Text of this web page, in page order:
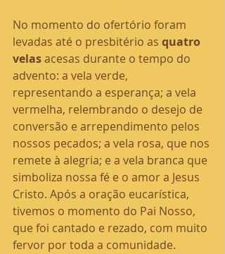
No momento do ofertório foram
levadas até o presbitério as quatro
velas acesas durante o tempo do
advento: a vela verde,
representando a esperança; a vela
vermelha, relembrando o desejo de
conversão e arrependimento pelos
nossos pecados; a vela rosa, que nos
remete à alegria; e a vela branca que
simboliza nossa fé e o amor a Jesus
Cristo. Após a oração eucarística,
tivemos o momento do Pai Nosso,
que foi cantado e rezado, com muito
fervor por toda a comunidade.